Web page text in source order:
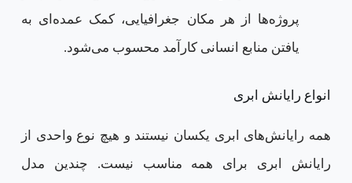
پروژه‌ها از هر مکان‌ جغرافیایی، کمک عمده‌ای به
یافتن منابع انسانی کارآمد محسوب می‌شود.
انواع رایانش ابری
همه رایانش‌های ابری یکسان نیستند و هیچ نوع واحدی از
رایانش ابری برای همه مناسب نیست. چندین مدل